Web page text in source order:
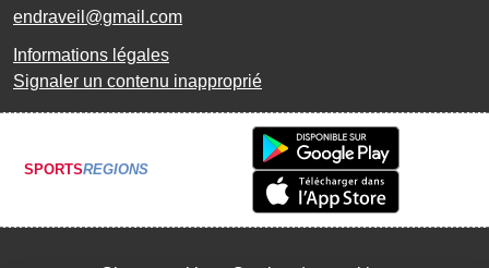
endraveil@gmail.com
Informations légales
Signaler un contenu inapproprié
SPORTSREGIONS